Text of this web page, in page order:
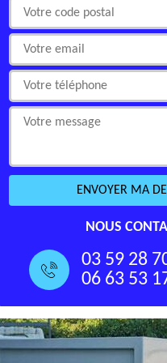
NOUS
03 59 28
06 63 53